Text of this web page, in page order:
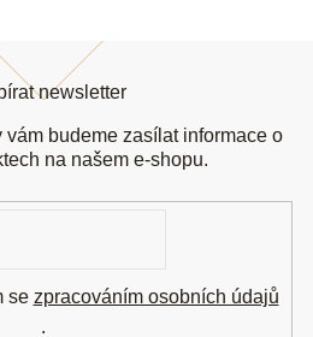
newsletter
budeme zasílat informace o
na našem e-shopu.
se zpracováním osobních údajů
.